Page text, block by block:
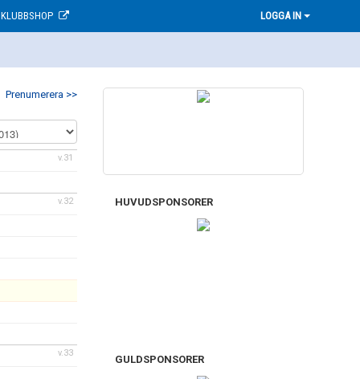
KLUBBSHOP LOGGA IN
Prenumerera >>
v.31
v.32
v.33
HUVUDSPONSORER
GULDSPONSORER